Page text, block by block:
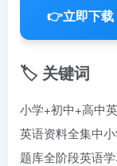
👉立即下
🏷️ 关键词
小学+初中+高中
英语资料全集中
题库全阶段英语学